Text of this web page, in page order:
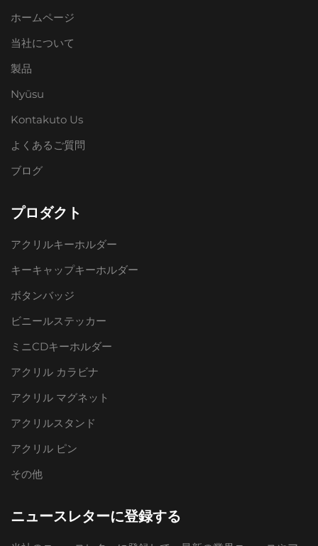
ホームページ
当社について
製品
Nyūsu
Kontakuto Us
よくあるご質問
ブログ
プロダクト
アクリルキーホルダー
キーキャップキーホルダー
ボタンバッジ
ビニールステッカー
ミニCDキーホルダー
アクリル カラビナ
アクリル マグネット
アクリルスタンド
アクリル ピン
その他
ニュースレターに登録する